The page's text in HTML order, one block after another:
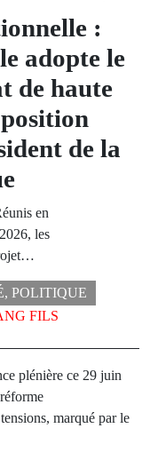
:
adopte le
de haute
de la
en
les
, POLITIQUE
FILS
plénière ce 29 juin
marqué par le